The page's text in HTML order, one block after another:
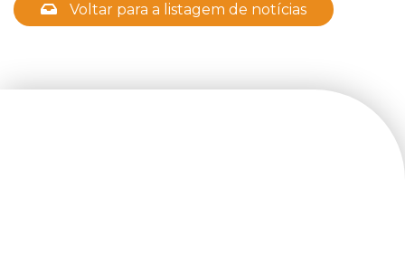
Voltar para a listagem de notícias